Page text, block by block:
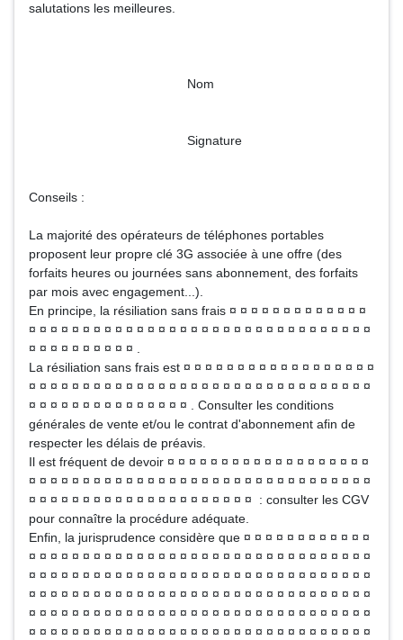
salutations les meilleures.
Nom
Signature
Conseils :
La majorité des opérateurs de téléphones portables
proposent leur propre clé 3G associée à une offre (des
forfaits heures ou journées sans abonnement, des forfaits
par mois avec engagement...).
En principe, la résiliation sans frais ¤ ¤ ¤ ¤ ¤ ¤ ¤ ¤ ¤ ¤ ¤ ¤ ¤
¤ ¤ ¤ ¤ ¤ ¤ ¤ ¤ ¤ ¤ ¤ ¤ ¤ ¤ ¤ ¤ ¤ ¤ ¤ ¤ ¤ ¤ ¤ ¤ ¤ ¤ ¤ ¤ ¤ ¤ ¤ ¤
¤ ¤ ¤ ¤ ¤ ¤ ¤ ¤ ¤ ¤ .
La résiliation sans frais est ¤ ¤ ¤ ¤ ¤ ¤ ¤ ¤ ¤ ¤ ¤ ¤ ¤ ¤ ¤ ¤ ¤ ¤
¤ ¤ ¤ ¤ ¤ ¤ ¤ ¤ ¤ ¤ ¤ ¤ ¤ ¤ ¤ ¤ ¤ ¤ ¤ ¤ ¤ ¤ ¤ ¤ ¤ ¤ ¤ ¤ ¤ ¤ ¤ ¤
¤ ¤ ¤ ¤ ¤ ¤ ¤ ¤ ¤ ¤ ¤ ¤ ¤ ¤ ¤ . Consulter les conditions
générales de vente et/ou le contrat d'abonnement afin de
respecter les délais de préavis.
Il est fréquent de devoir ¤ ¤ ¤ ¤ ¤ ¤ ¤ ¤ ¤ ¤ ¤ ¤ ¤ ¤ ¤ ¤ ¤ ¤ ¤
¤ ¤ ¤ ¤ ¤ ¤ ¤ ¤ ¤ ¤ ¤ ¤ ¤ ¤ ¤ ¤ ¤ ¤ ¤ ¤ ¤ ¤ ¤ ¤ ¤ ¤ ¤ ¤ ¤ ¤ ¤ ¤
¤ ¤ ¤ ¤ ¤ ¤ ¤ ¤ ¤ ¤ ¤ ¤ ¤ ¤ ¤ ¤ ¤ ¤ ¤ ¤ ¤ : consulter les CGV
pour connaître la procédure adéquate.
Enfin, la jurisprudence considère que ¤ ¤ ¤ ¤ ¤ ¤ ¤ ¤ ¤ ¤ ¤ ¤
¤ ¤ ¤ ¤ ¤ ¤ ¤ ¤ ¤ ¤ ¤ ¤ ¤ ¤ ¤ ¤ ¤ ¤ ¤ ¤ ¤ ¤ ¤ ¤ ¤ ¤ ¤ ¤ ¤ ¤ ¤ ¤
¤ ¤ ¤ ¤ ¤ ¤ ¤ ¤ ¤ ¤ ¤ ¤ ¤ ¤ ¤ ¤ ¤ ¤ ¤ ¤ ¤ ¤ ¤ ¤ ¤ ¤ ¤ ¤ ¤ ¤ ¤ ¤
¤ ¤ ¤ ¤ ¤ ¤ ¤ ¤ ¤ ¤ ¤ ¤ ¤ ¤ ¤ ¤ ¤ ¤ ¤ ¤ ¤ ¤ ¤ ¤ ¤ ¤ ¤ ¤ ¤ ¤ ¤ ¤
¤ ¤ ¤ ¤ ¤ ¤ ¤ ¤ ¤ ¤ ¤ ¤ ¤ ¤ ¤ ¤ ¤ ¤ ¤ ¤ ¤ ¤ ¤ ¤ ¤ ¤ ¤ ¤ ¤ ¤ ¤ ¤
¤ ¤ ¤ ¤ ¤ ¤ ¤ ¤ ¤ ¤ ¤ ¤ ¤ ¤ ¤ ¤ ¤ ¤ ¤ ¤ ¤ ¤ ¤ ¤ ¤ ¤ ¤ ¤ ¤ ¤ ¤ ¤